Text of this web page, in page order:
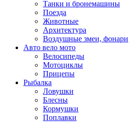
Танки и бронемашины
Поезда
Животные
Архитектура
Воздушные змеи, фонари
Авто вело мото
Велосипеды
Мотоциклы
Прицепы
Рыбалка
Ловушки
Блесны
Кормушки
Поплавки